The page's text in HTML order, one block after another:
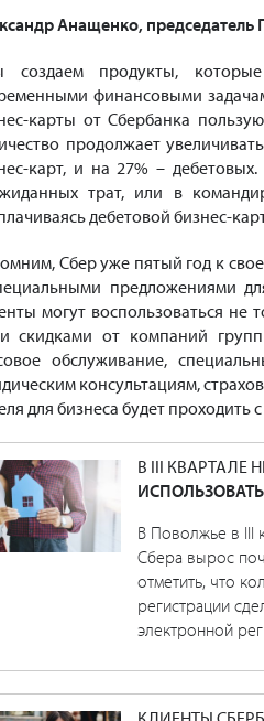
Анащенко, председатель
создаем продукты,
финансовыми
карты от Сбербанка
продолжает
карт, и на 27% –
трат, или в
дебетовой бизнес-
Сбер уже пятый год к
предложениями
могут воспользоваться
скидками от компаний
обслуживание,
консультациям,
для бизнеса будет проходить
В III КВАРТАЛЕ
В Поволжье в III
Сбера вырос
отметить, что
регистрации
электронной